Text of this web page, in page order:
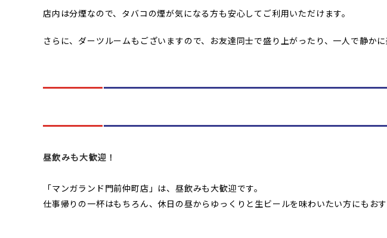
店内は分煙なので、タバコの煙が気になる方も安心してご利用いただけます。
さらに、ダーツルームもございますので、お友達同士で盛り上がったり、一人で静かに
昼飲みも大歓迎！
「マンガランド門前仲町店」は、昼飲みも大歓迎です。
仕事帰りの一杯はもちろん、休日の昼からゆっくりと生ビールを味わいたい方にもおす